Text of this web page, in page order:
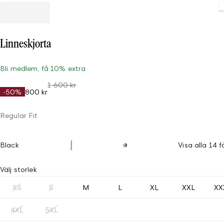
Linneskjorta
Bli medlem, få 10% extra
-50% 800 kr
1 600 kr
Regular Fit
Black Visa alla 14
Välj storlek
XS S M L XL XXL
4XL 5XL